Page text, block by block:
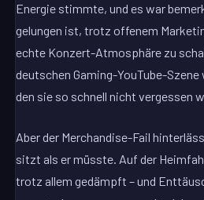
Energie stimmte, und es war
gelungen ist, trotz offenem
echte Konzert-Atmosphäre zu
deutschen Gaming-YouTube-
den sie so schnell nicht vergessen
Aber der Merchandise-Fail
sitzt als er müsste. Auf der
trotz allem gedämpft – und